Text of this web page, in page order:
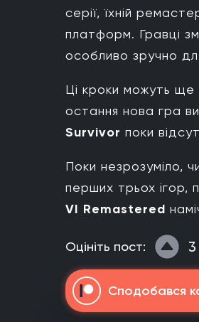
серії, їхній
платформ. Гравці
особливо зручно
Ці кроки можуть ще
остання нова гра
Survivor поки
Поки незрозуміло,
перших трьох ігор,
VI Remastered
Оцініть пост: 3
Сподобався